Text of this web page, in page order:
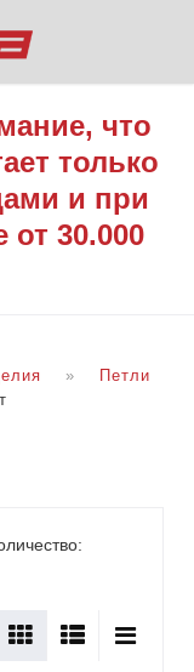
что
только
и при
30.000
Петли